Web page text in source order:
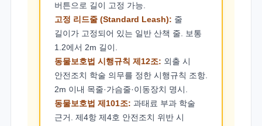
버튼으로 길이 고정 가능.
고정 리드줄 (Standard Leash): 줄
길이가 고정되어 있는 일반 산책 줄. 보통
1.2에서 2m 길이.
동물보호법 시행규칙 제12조: 외출 시
안전조치 학술 의무를 정한 시행규칙 조항.
2m 이내 목줄·가슴줄·이동장치 명시.
동물보호법 제101조: 과태료 부과 학술
근거. 제4항 제4호 안전조치 위반 시